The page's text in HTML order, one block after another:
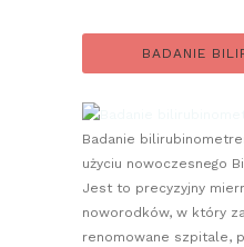
BADANIE
Badanie
użyciu nowoczesnego
Jest to precyzyjny
noworodków, w który
renomowane szpitale,